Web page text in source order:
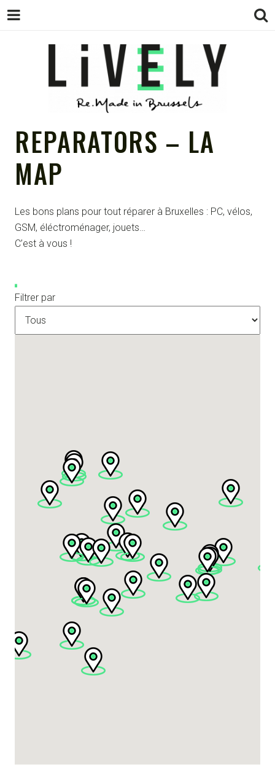
LIVELY – LE
L'ÉCONOMIE
à Bruxelles, en Belgique et dans le reste
de l'univers
REPARATORS – LA
MAP
Les bons plans pour tout réparer à Bruxelles : PC, vélos,
GSM, éléctroménager, jouets…
C’est à vous !
Filtrer par